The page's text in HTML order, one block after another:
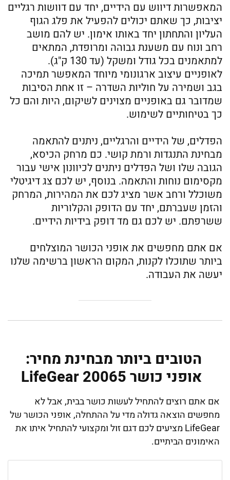
המאפשרות דיווש עם הידיים, יחד עם דוושות רגליים
יציבות, כך שאתם יכולים להפעיל את פלג הגוף
העליון והתחתון יחד באותו אימון. יש להם מושב
רחב ונוח עם משענת גבוהה ומרופדת, המתאים
למתאמנים בכל גודל ומשקל (עד 130 ק"ג).
לאופניים עיצוב ארגונומי מיוחד המאפשר תמיכה
בגב ושמירה על חוליות השדרה – זו אחת הסיבות
שמדובר גם באופניים מצוינים לשיקום, היות והם כל
כך בטיחותיים לשימוש.
הפדלים, של הידיים והרגליים, ניתנים להתאמה
מבחינת התנגדות ורמת קושי. כם מרחק הכיסא,
הגובה שלו ושל הפדלים ניתנים לכיוונון אישי עבור
מקסימום נוחות והתאמה. בנוסף, יש לכם צג דיגיטלי
משוכלל ורחב אשר מציג לכם את המהירות, המרחק
והזמן שעברתם, יחד עם הדופק והקלוריות
ששרפתם. יש לכם גם מד דופק בידיות הידיים.
אם אתם מחפשים את אופני הכושר המוצלחים
ביותר שתוכלו לקנות, המקום הראשון ברשימה שלנו
יעשה את העבודה.
הטובים ביותר מבחינת מחיר:
אופני כושר LifeGear 20065
אם אתם רוצים להתחיל לעשות כושר בבית, אבל לא
מחפשים הוצאה גדולה מדי על ההתחלה, אופני הכושר של
LifeGear מציעים לכם דגם זול ומקצועי להתחיל איתו את
האימונים הביתיים.